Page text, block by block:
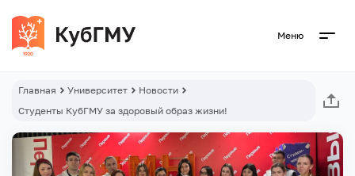
Меню
Главная Университет
Новости
Студенты КубГМУ за здоровый образ жизни!